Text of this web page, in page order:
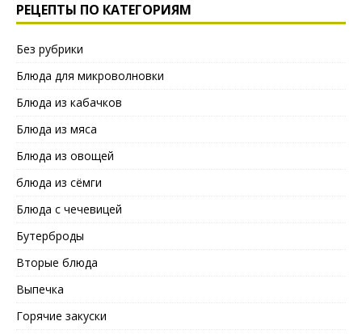
РЕЦЕПТЫ ПО КАТЕГОРИЯМ
Без рубрики
Блюда для микроволновки
Блюда из кабачков
Блюда из мяса
Блюда из овощей
блюда из сёмги
Блюда с чечевицей
Бутерброды
Вторые блюда
Выпечка
Горячие закуски